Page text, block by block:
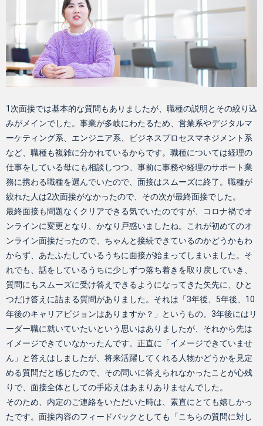
1次面接では基本的な質問もありましたが、職種の説明とその絞り込
みがメインでした。事業が多岐にわたるため、営業系やデジタルマ
ーケティング系、エンジニア系、ビジネスプロセスマネジメント系
など、職種も複雑に分かれているからです。職種については経理の
仕事をしている母にも相談しつつ、事前に事務や経理のサポート業
務に携わる職種を選んでいたので、面接はスムーズに終了。職種が
絞れた人は2次面接がなかったので、その次が最終面接でした。
最終面接も問題なくクリアできる気でいたのですが、コロナ禍でオ
ンラインに変更となり、かなり戸惑いましたね。これが初めてのオ
ンライン面接だったので、ちゃんと接続できているのかどうかもわ
からず、あたふたしているうちに面接が始まってしまいました。そ
れでも、話をしているうちに少しずつ落ち着きを取り戻していき、
質問にもスムーズに受け答えできるようになってきた矢先に、ひと
つだけ答えに詰まる質問がありました。それは「3年後、5年後、10
年後のキャリアビジョンはありますか？」というもの。3年後にはリ
ーダー職に就いていたいという思いはありましたが、それから先は
イメージできていなかったんです。正直に「イメージできていませ
ん」と答えはしましたが、将来活躍してくれる人物かどうかを見定
める質問だと感じたので、その問いに答えられなかったことが心残
りで、面接全体としての手応えはあまりありませんでした。
そのため、内定のご連絡をいただいた時は、素直にとても嬉しかっ
たです。面接内容のフィードバックとしても「こちらの質問に対し